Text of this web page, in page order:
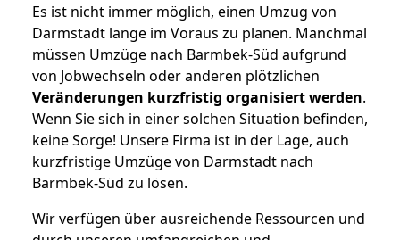
Es ist nicht immer möglich, einen Umzug von
Darmstadt lange im Voraus zu planen. Manchmal
müssen Umzüge nach Barmbek-Süd aufgrund
von Jobwechseln oder anderen plötzlichen
Veränderungen kurzfristig organisiert werden.
Wenn Sie sich in einer solchen Situation befinden,
keine Sorge! Unsere Firma ist in der Lage, auch
kurzfristige Umzüge von Darmstadt nach
Barmbek-Süd zu lösen.
Wir verfügen über ausreichende Ressourcen und